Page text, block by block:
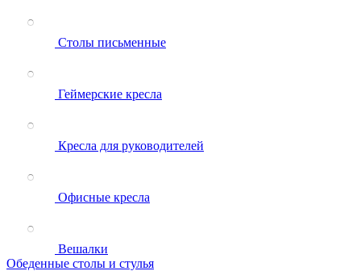
Столы письменные
Геймерские кресла
Кресла для руководителей
Офисные кресла
Вешалки
Обеденные столы и стулья